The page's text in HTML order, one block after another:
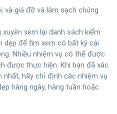
và giá đỡ và làm sạch chúng
xem lại danh sách kiểm
dẹp để tìm xem có bất kỳ cải
Nhiều nhiệm vụ có thể được
được thực hiện. Khi bạn đã xác
hãy chỉ định các nhiệm vụ
hàng ngày, hàng tuần hoặc